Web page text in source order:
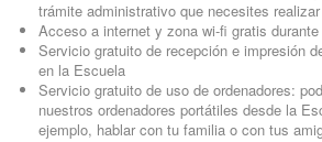
trámite administrativo que necesites
Acceso a internet y zona wi-fi gratis
Servicio gratuito de recepción e impresión
en la Escuela
Servicio gratuito de uso de ordenadores:
nuestros ordenadores portátiles desde la
ejemplo, hablar con tu familia o con tus